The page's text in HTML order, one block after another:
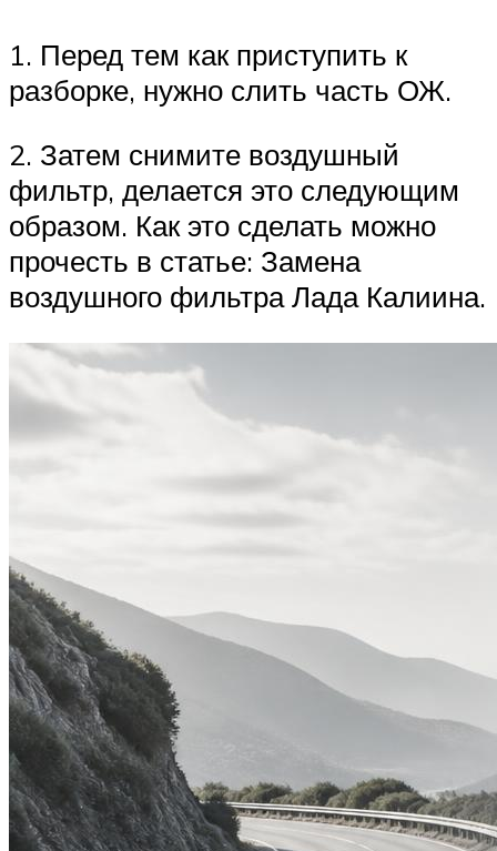
1. Перед тем как приступить к
разборке, нужно слить часть ОЖ.
2. Затем снимите воздушный
фильтр, делается это следующим
образом. Как это сделать можно
прочесть в статье: Замена
воздушного фильтра Лада Калиина.